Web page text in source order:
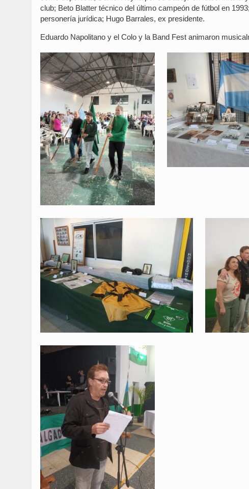
club; Beto Blatter técnico del último campeón de fútbol en
personería jurídica; Hugo Barrales, ex presidente.
Eduardo Napolitano y el Colo y la Band Fest animaron